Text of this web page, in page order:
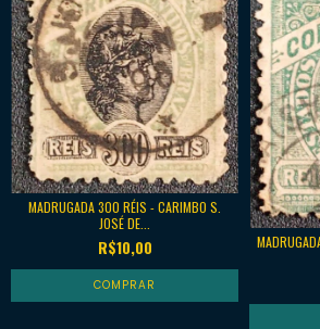
MADRUGADA 300 RÉIS - CARIMBO S.
JOSÉ DE...
R$10,00